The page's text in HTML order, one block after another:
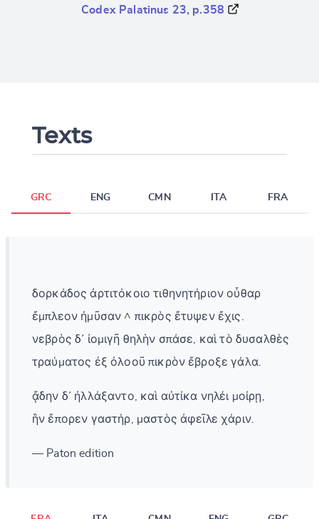
Codex Palatinus 23, p.358
Texts
GRC ENG CMN ITA FRA
δορκάδος ἀρτιτόκοιο τιθηνητήριον οὖθαρ
ἔμπλεον ἠμῦσαν ^ πικρὸς ἔτυψεν ἔχις.
νεβρὸς δ᾽ ἰομιγῆ θηλὴν σπάσε, καὶ τὸ δυσαλθὲς
τραύματος ἐξ ὀλοοῦ πικρὸν ἔβροξε γάλα.
ᾄδην δ᾽ ἠλλάξαντο, καὶ αὐτίκα νηλέι μοίρῃ,
ἣν ἔπορεν γαστήρ, μαστὸς ἀφεῖλε χάριν.
— Paton edition